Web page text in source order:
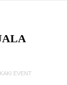
KAKI EVENT